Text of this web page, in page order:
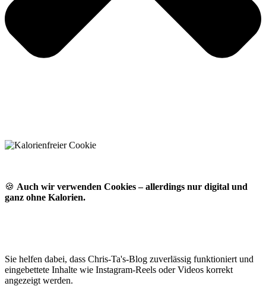
🍪 Auch wir verwenden Cookies – allerdings nur digital und
ganz ohne Kalorien.
Sie helfen dabei, dass Chris-Ta's-Blog zuverlässig funktioniert und
eingebettete Inhalte wie Instagram-Reels oder Videos korrekt
angezeigt werden.